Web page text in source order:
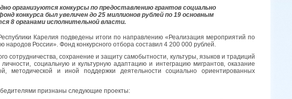
организуются конкурсы по предоставлению грантов социально
конкурса был увеличен до 25 миллионов рублей по 19 основным
8 органами исполнительной власти.
Карелия подведены итоги по направлению «Реализация мероприятий по
России». Фонд конкурсного отбора составил 4 200 000 рублей.
сохранение и защиту самобытности, культуры, языков и традиций
социальную и культурную адаптацию и интеграцию мигрантов, оказание
методической и иной поддержки деятельности социально ориентированных
признаны следующие проекты: